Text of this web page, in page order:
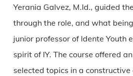
Yerania Galvez, M.Id., guided
through the role, and what
junior professor of Idente Youth
spirit of IY. The course offered
selected topics in a